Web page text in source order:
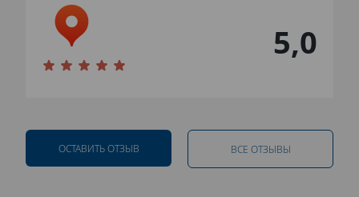
5,0
ОСТАВИТЬ ОТЗЫВ ВСЕ ОТЗЫВЫ